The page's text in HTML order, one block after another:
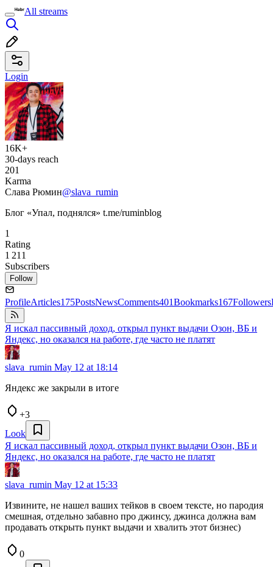
All streams
Login
16K+
30-days reach
201
Karma
Слава Рюмин@slava_rumin
Блог «Упал, поднялся» t.me/ruminblog
1
Rating
1 211
Subscribers
Follow
ProfileArticles175PostsNewsComments401Bookmarks167Followers
Я искал пассивный доход, открыл пункт выдачи Озон, ВБ и
Яндекс, но оказался на работе, где часто не платят
slava_rumin May 12 at 18:14
Яндекс же закрыли в итоге
+3
Look
Я искал пассивный доход, открыл пункт выдачи Озон, ВБ и
Яндекс, но оказался на работе, где часто не платят
slava_rumin May 12 at 15:33
Извините, не нашел ваших тейков в своем тексте, но пародия
смешная, отдельно забавно про джинсу, джинса должна вам
продавать открыть пункт выдачи и хвалить этот бизнес)
0